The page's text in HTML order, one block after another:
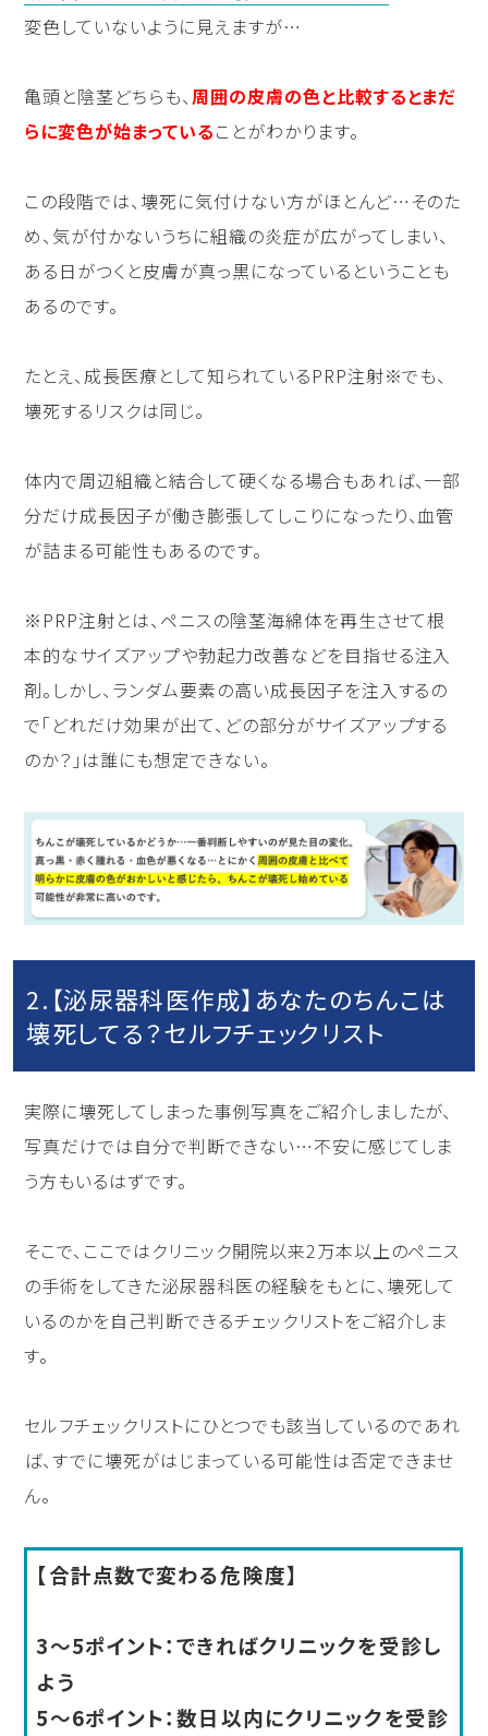
変色していないように見えますが…
亀頭と陰茎どちらも、周囲の皮膚の色と比較するとまだ
らに変色が始まっていることがわかります。
この段階では、壊死に気付けない方がほとんど…そのた
め、気が付かないうちに組織の炎症が広がってしまい、
ある日がつくと皮膚が真っ黒になっているということも
あるのです。
たとえ、成長医療として知られているPRP注射※でも、
壊死するリスクは同じ。
体内で周辺組織と結合して硬くなる場合もあれば、一部
分だけ成長因子が働き膨張してしこりになったり、血管
が詰まる可能性もあるのです。
※PRP注射とは、ペニスの陰茎海綿体を再生させて根
本的なサイズアップや勃起力改善などを目指せる注入
剤。しかし、ランダム要素の高い成長因子を注入するの
で「どれだけ効果が出て、どの部分がサイズアップする
のか？」は誰にも想定できない。
2.【泌尿器科医作成】あなたのちんこは
壊死してる？セルフチェックリスト
実際に壊死してしまった事例写真をご紹介しましたが、
写真だけでは自分で判断できない…不安に感じてしま
う方もいるはずです。
そこで、ここではクリニック開院以来2万本以上のペニス
の手術をしてきた泌尿器科医の経験をもとに、壊死して
いるのかを自己判断できるチェックリストをご紹介しま
す。
セルフチェックリストにひとつでも該当しているのであれ
ば、すでに壊死がはじまっている可能性は否定できませ
ん。
【合計点数で変わる危険度】
3〜5ポイント：できればクリニックを受診し
よう
5〜6ポイント：数日以内にクリニックを受診